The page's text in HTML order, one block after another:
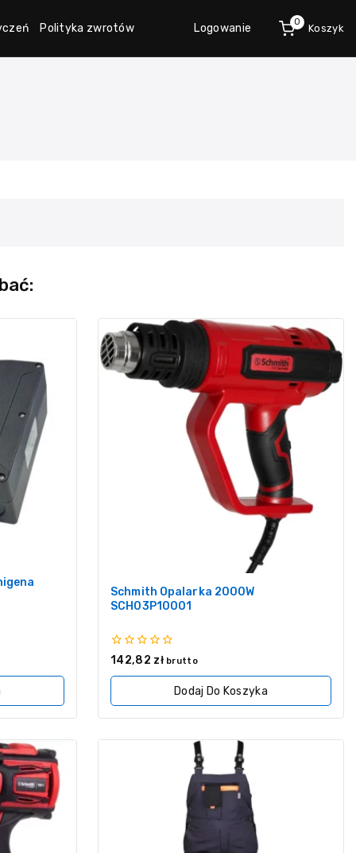
Polityka zwrotów Logowanie 0
Koszyk
Schmith Opalarka 2000W
SCH03P10001
0
5
142,82 zł brutto
Dodaj Do Koszyka